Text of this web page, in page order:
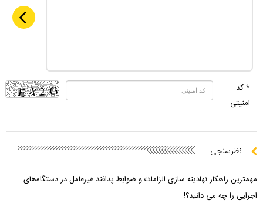
* کد
امنیتی
نظرسنجی
مهمترین راهکار نهادینه سازی الزامات و ضوابط پدافند غیرعامل در دستگاه‌های
اجرایی را چه می دانید؟!